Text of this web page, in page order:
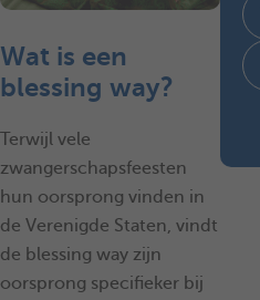
Wat is een
blessing way?
Terwijl vele
zwangerschapsfeesten
hun oorsprong vinden in
de Verenigde Staten, vindt
de blessing way zijn
oorsprong specifieker bij